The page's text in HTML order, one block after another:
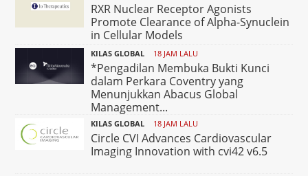
RXR Nuclear Receptor Agonists
Promote Clearance of Alpha-Synuclein
in Cellular Models
KILAS GLOBAL 18 JAM LALU
*Pengadilan Membuka Bukti Kunci
dalam Perkara Coventry yang
Menunjukkan Abacus Global
Management...
KILAS GLOBAL 18 JAM LALU
Circle CVI Advances Cardiovascular
Imaging Innovation with cvi42 v6.5